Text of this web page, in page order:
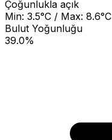
Çoğunlukla açık
Min: 3.5°C / Max: 8.6°C
Bulut Yoğunluğu
39.0%